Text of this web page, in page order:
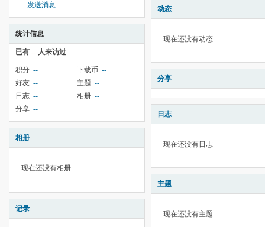
发送消息
统计信息
已有 -- 人来访过
积分: -- 下载币: --
好友: -- 主题: --
日志: -- 相册: --
分享: --
相册
现在还没有相册
记录
动态
现在还没有动态
分享
日志
现在还没有日志
主题
现在还没有主题